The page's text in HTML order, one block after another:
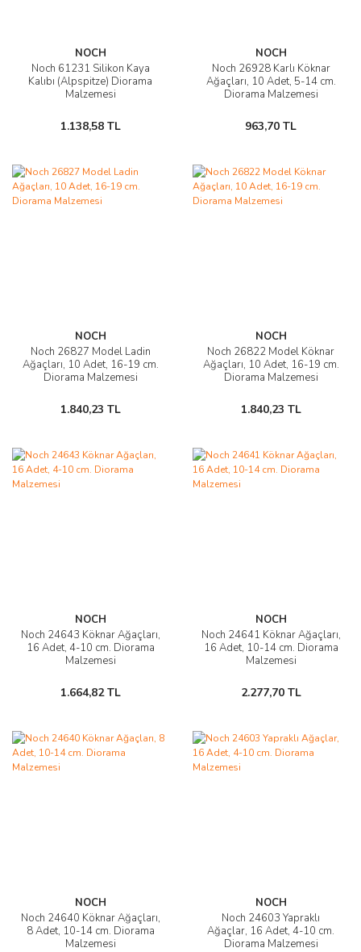
NOCH
Noch 61231 Silikon Kaya
Kalıbı (Alpspitze) Diorama
Malzemesi
1.138,58 TL
NOCH
Noch 26928 Karlı Köknar
Ağaçları, 10 Adet, 5-14 cm.
Diorama Malzemesi
963,70 TL
NOCH
Noch 26827 Model Ladin
Ağaçları, 10 Adet, 16-19 cm.
Diorama Malzemesi
1.840,23 TL
NOCH
Noch 26822 Model Köknar
Ağaçları, 10 Adet, 16-19 cm.
Diorama Malzemesi
1.840,23 TL
NOCH
Noch 24643 Köknar Ağaçları,
16 Adet, 4-10 cm. Diorama
Malzemesi
1.664,82 TL
NOCH
Noch 24641 Köknar Ağaçları,
16 Adet, 10-14 cm. Diorama
Malzemesi
2.277,70 TL
NOCH
Noch 24640 Köknar Ağaçları,
8 Adet, 10-14 cm. Diorama
Malzemesi
NOCH
Noch 24603 Yapraklı
Ağaçlar, 16 Adet, 4-10 cm.
Diorama Malzemesi